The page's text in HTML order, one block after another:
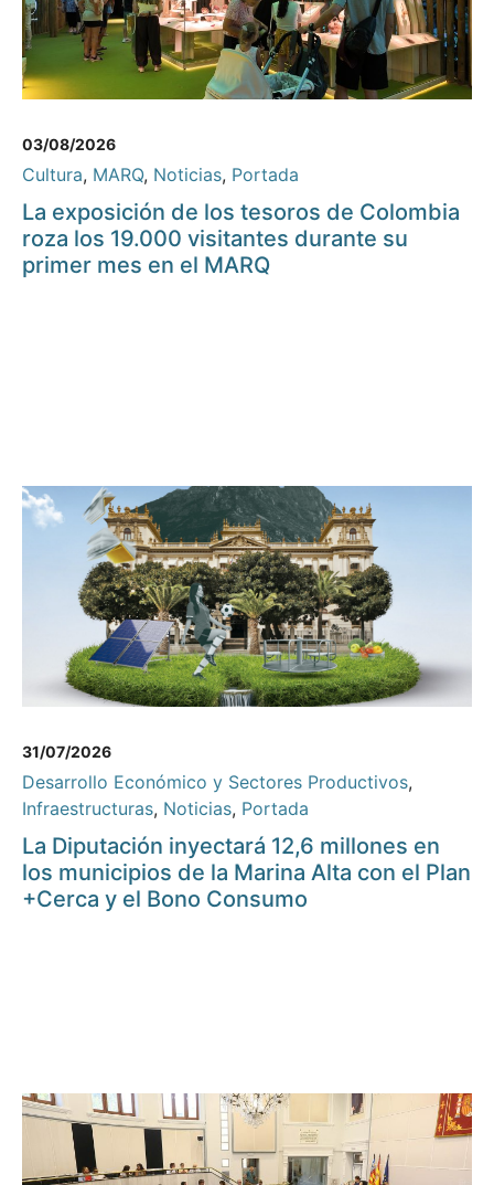
03/08/2026
Cultura, MARQ, Noticias, Portada
La exposición de los tesoros de Colombia
roza los 19.000 visitantes durante su
primer mes en el MARQ
31/07/2026
Desarrollo Económico y Sectores Productivos,
Infraestructuras, Noticias, Portada
La Diputación inyectará 12,6 millones en
los municipios de la Marina Alta con el Plan
+Cerca y el Bono Consumo